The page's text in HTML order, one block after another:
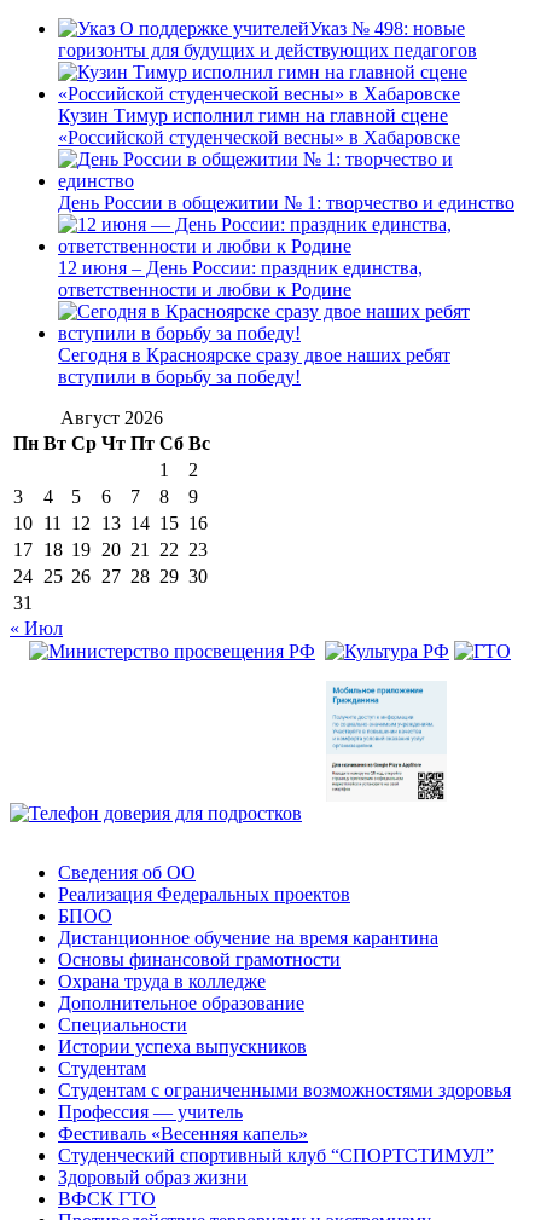
Указ № 498: новые
горизонты для будущих и действующих педагогов
Кузин Тимур исполнил гимн на главной сцене
«Российской студенческой весны» в Хабаровске
День России в общежитии № 1: творчество и единство
12 июня – День России: праздник единства,
ответственности и любви к Родине
Сегодня в Красноярске сразу двое наших ребят
вступили в борьбу за победу!
Август 2026
Пн Вт Ср Чт Пт Сб Вс
1
2
3
4 5 6 7 8
9
10 11 12 13 14 15 16
17 18 19 20 21 22 23
24 25 26 27 28 29 30
31
« Июл
Сведения об ОО
Реализация Федеральных проектов
БПОО
Дистанционное обучение на время карантина
Основы финансовой грамотности
Охрана труда в колледже
Дополнительное образование
Специальности
Истории успеха выпускников
Студентам
Студентам с ограниченными возможностями здоровья
Профессия — учитель
Фестиваль «Весенняя капель»
Студенческий спортивный клуб “СПОРТСТИМУЛ”
Здоровый образ жизни
ВФСК ГТО